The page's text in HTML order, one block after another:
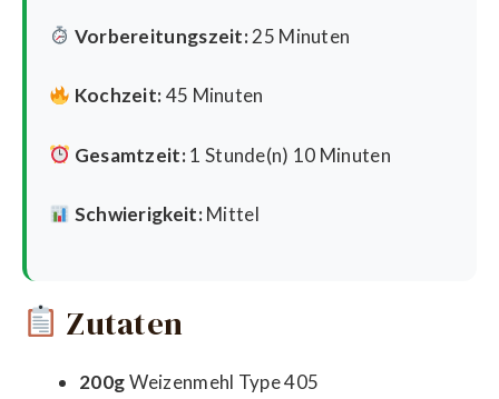
Vorbereitungszeit:25 Minuten
Kochzeit:45 Minuten
Gesamtzeit:1 Stunde(n) 10 Minuten
Schwierigkeit:Mittel
Zutaten
200gWeizenmehl Type 405